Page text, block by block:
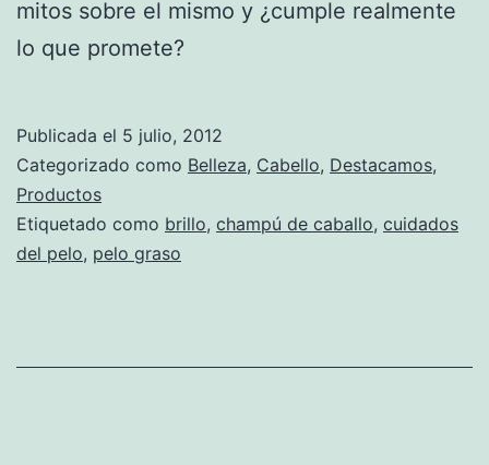
mitos sobre el mismo y ¿cumple realmente
lo que promete?
Publicada el 5 julio, 2012
Categorizado como Belleza, Cabello, Destacamos,
Productos
Etiquetado como brillo, champú de caballo, cuidados
del pelo, pelo graso